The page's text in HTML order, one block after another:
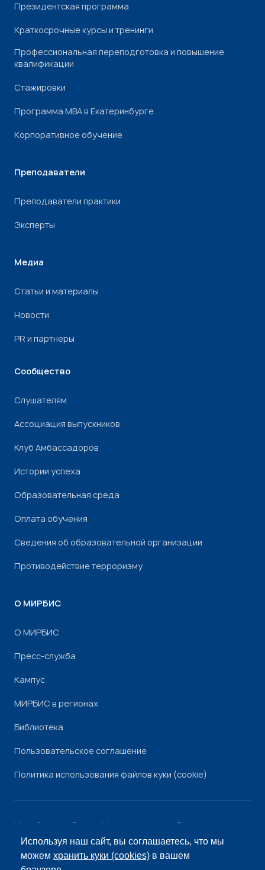
Используя наш сайт, вы соглашаетесь, что мы
можемхранить куки (cookies) в вашем
Президентская программа
Краткосрочные курсы и тренинги
Профессиональная переподготовка и повышение
квалификации
Стажировки
Программа МВА в Екатеринбурге
Корпоративное обучение
Преподаватели
Преподаватели практики
Эксперты
Медиа
Статьи и материалы
Новости
PR и партнеры
Сообщество
Слушателям
Ассоциация выпускников
Клуб Амбассадоров
Истории успеха
Образовательная среда
Оплата обучения
Сведения об образовательной организации
Противодействие терроризму
О МИРБИС
О МИРБИС
Пресс-служба
Кампус
МИРБИС в регионах
Библиотека
Пользовательское соглашение
Политика использования файлов куки (cookie)
Минобрнауки России Минпросвещения России
РоскомнадзорРособрнадзор
© «МИРБИС», 2026